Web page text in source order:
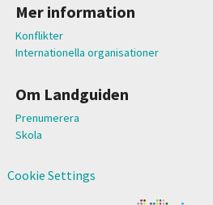
Mer information
Konflikter
Internationella organisationer
Om Landguiden
Prenumerera
Skola
Cookie Settings